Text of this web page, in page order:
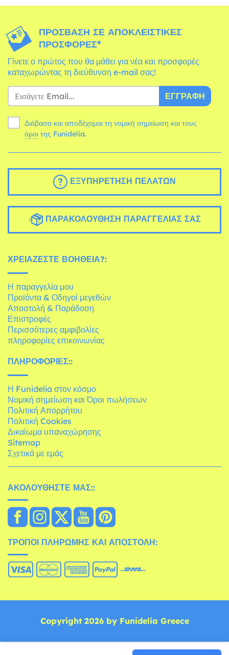
ΠΡΌΣΒΑΣΗ ΣΕ ΑΠΟΚΛΕΙΣΤΙΚΈΣ
ΠΡΟΣΦΟΡΈΣ*
Γίνετε ο πρώτος που θα μάθει για νέα και προσφορές
καταχωρώντας τη διεύθυνση e-mail σας!
ΕΓΓΡΑΦΉ
Διάβασα και αποδέχομαι τη νομική σημείωση και τους
όροι της Funidelia.
ΕΞΥΠΗΡΈΤΗΣΗ ΠΕΛΑΤΏΝ
ΠΑΡΑΚΟΛΟΎΘΗΣΗ ΠΑΡΑΓΓΕΛΊΑΣ ΣΑΣ
ΧΡΕΙΆΖΕΣΤΕ ΒΟΉΘΕΙΑ?:
Η παραγγελία μου
Προϊόντα & Οδηγοί μεγεθών
Αποστολή & Παράδοση
Επιστροφές
Περισσότερες αμφιβολίες
πληροφορίες επικοινωνίας
ΠΛΗΡΟΦΟΡΊΕΣ::
Η Funidelia στον κόσμο
Νομική σημείωση και Όροι πωλήσεων
Πολιτική Απορρήτου
Πολιτική Cookies
Δικαίωμα υπαναχώρησης
Sitemap
Σχετικά με εμάς
ΑΚΟΛΟΥΘΉΣΤΕ ΜΑΣ::
ΤΡΌΠΟΙ ΠΛΗΡΩΜΉΣ ΚΑΙ ΑΠΟΣΤΟΛΉ:
Copyright 2026 by Funidelia Greece